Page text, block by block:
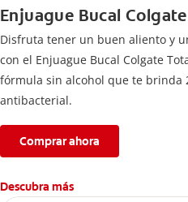
Enjuague Bucal
Disfruta tener un buen aliento y
con el Enjuague Bucal Colgate
fórmula sin alcohol que te brinda
antibacterial.
Comprar ahora
Descubra más